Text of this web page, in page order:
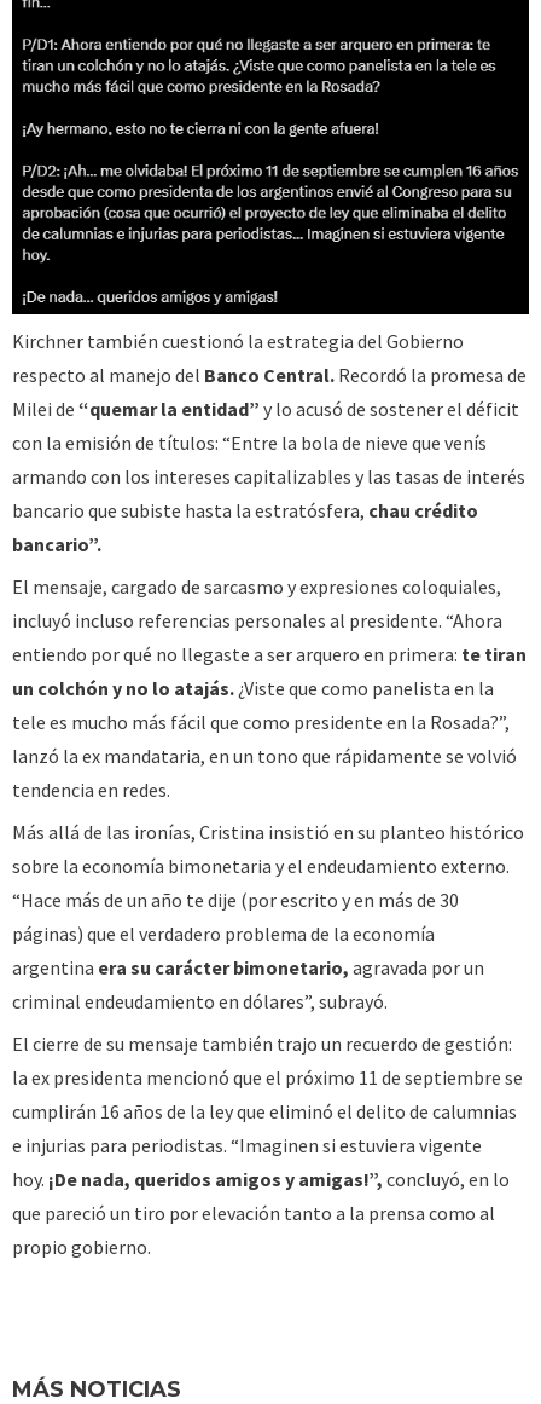
Kirchner también cuestionó la estrategia del Gobierno
respecto al manejo del Banco Central. Recordó la promesa de
Milei de “quemar la entidad” y lo acusó de sostener el déficit
con la emisión de títulos: “Entre la bola de nieve que venís
armando con los intereses capitalizables y las tasas de interés
bancario que subiste hasta la estratósfera, chau crédito
bancario”.
El mensaje, cargado de sarcasmo y expresiones coloquiales,
incluyó incluso referencias personales al presidente. “Ahora
entiendo por qué no llegaste a ser arquero en primera: te tiran
un colchón y no lo atajás. ¿Viste que como panelista en la
tele es mucho más fácil que como presidente en la Rosada?”,
lanzó la ex mandataria, en un tono que rápidamente se volvió
tendencia en redes.
Más allá de las ironías, Cristina insistió en su planteo histórico
sobre la economía bimonetaria y el endeudamiento externo.
“Hace más de un año te dije (por escrito y en más de 30
páginas) que el verdadero problema de la economía
argentina era su carácter bimonetario, agravada por un
criminal endeudamiento en dólares”, subrayó.
El cierre de su mensaje también trajo un recuerdo de gestión:
la ex presidenta mencionó que el próximo 11 de septiembre se
cumplirán 16 años de la ley que eliminó el delito de calumnias
e injurias para periodistas. “Imaginen si estuviera vigente
hoy. ¡De nada, queridos amigos y amigas!”, concluyó, en lo
que pareció un tiro por elevación tanto a la prensa como al
propio gobierno.
MÁS NOTICIAS